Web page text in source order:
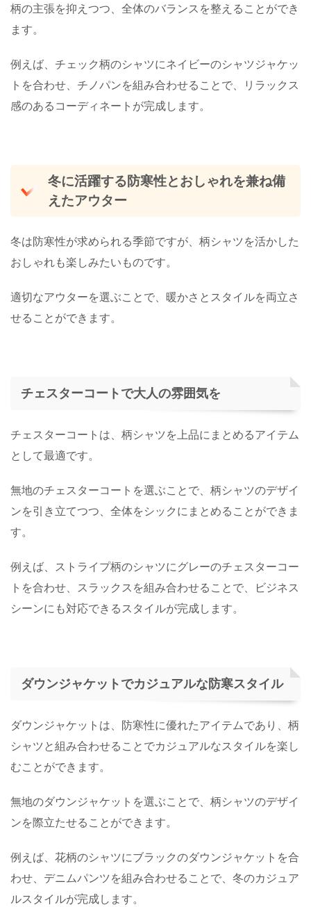
柄の主張を抑えつつ、全体のバランスを整えることができ
ます。
例えば、チェック柄のシャツにネイビーのシャツジャケッ
トを合わせ、チノパンを組み合わせることで、リラックス
感のあるコーディネートが完成します。
冬に活躍する防寒性とおしゃれを兼ね備
えたアウター
冬は防寒性が求められる季節ですが、柄シャツを活かした
おしゃれも楽しみたいものです。
適切なアウターを選ぶことで、暖かさとスタイルを両立さ
せることができます。
チェスターコートで大人の雰囲気を
チェスターコートは、柄シャツを上品にまとめるアイテム
として最適です。
無地のチェスターコートを選ぶことで、柄シャツのデザイ
ンを引き立てつつ、全体をシックにまとめることができま
す。
例えば、ストライプ柄のシャツにグレーのチェスターコー
トを合わせ、スラックスを組み合わせることで、ビジネス
シーンにも対応できるスタイルが完成します。
ダウンジャケットでカジュアルな防寒スタイル
ダウンジャケットは、防寒性に優れたアイテムであり、柄
シャツと組み合わせることでカジュアルなスタイルを楽し
むことができます。
無地のダウンジャケットを選ぶことで、柄シャツのデザイ
ンを際立たせることができます。
例えば、花柄のシャツにブラックのダウンジャケットを合
わせ、デニムパンツを組み合わせることで、冬のカジュア
ルスタイルが完成します。